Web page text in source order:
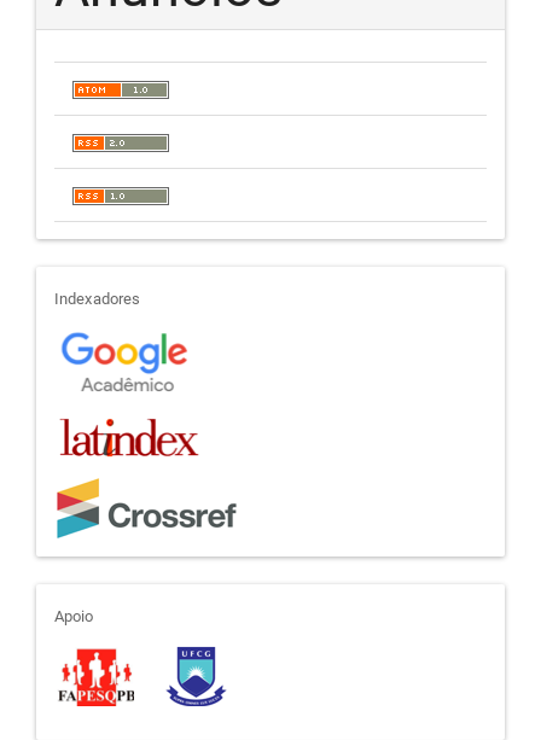
indexadores
Indexadores
apoio
Apoio